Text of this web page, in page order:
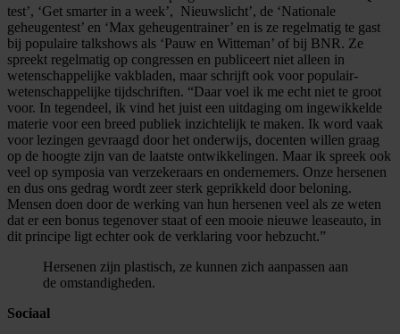
test’, ‘Get smarter in a week’, Nieuwslicht’, de ‘Nationale
geheugentest’ en ‘Max geheugentrainer’ en is ze regelmatig te gast
bij populaire talkshows als ‘Pauw en Witteman’ of bij BNR. Ze
spreekt regelmatig op congressen en publiceert niet alleen in
wetenschappelijke vakbladen, maar schrijft ook voor populair-
wetenschappelijke tijdschriften. “Daar voel ik me echt niet te groot
voor. In tegendeel, ik vind het juist een uitdaging om ingewikkelde
materie voor een breed publiek inzichtelijk te maken. Ik word vaak
voor lezingen gevraagd door het onderwijs, docenten willen graag
op de hoogte zijn van de laatste ontwikkelingen. Maar ik spreek ook
veel op symposia van verzekeraars en ondernemers. Onze hersenen
en dus ons gedrag wordt zeer sterk geprikkeld door beloning.
Mensen doen door de werking van hun hersenen veel als ze weten
dat er een bonus tegenover staat of een mooie nieuwe leaseauto, in
dit principe ligt echter ook de verklaring voor hebzucht.”
Hersenen zijn plastisch, ze kunnen zich aanpassen aan
de omstandigheden.
Sociaal